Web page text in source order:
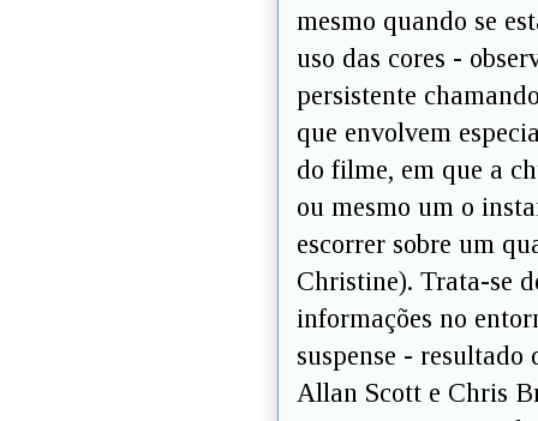
mesmo quando se
uso das cores -
persistente
que envolvem
do filme, em que a
ou mesmo um o
escorrer sobre um
Christine). Trata-se
informações no
suspense -
Allan Scott e Chris